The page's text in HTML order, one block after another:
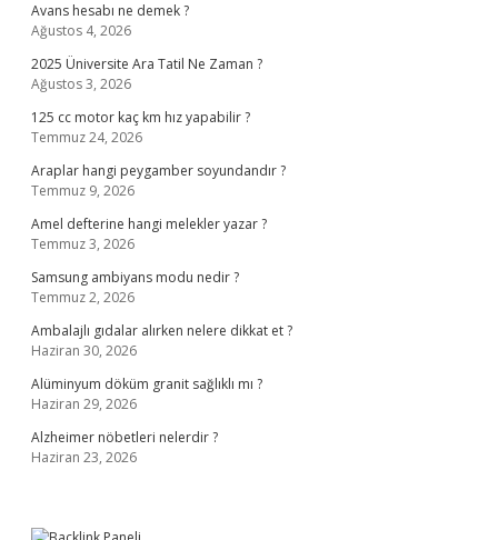
Avans hesabı ne demek ?
Ağustos 4, 2026
2025 Üniversite Ara Tatil Ne Zaman ?
Ağustos 3, 2026
125 cc motor kaç km hız yapabilir ?
Temmuz 24, 2026
Araplar hangi peygamber soyundandır ?
Temmuz 9, 2026
Amel defterine hangi melekler yazar ?
Temmuz 3, 2026
Samsung ambiyans modu nedir ?
Temmuz 2, 2026
Ambalajlı gıdalar alırken nelere dikkat et ?
Haziran 30, 2026
Alüminyum döküm granit sağlıklı mı ?
Haziran 29, 2026
Alzheimer nöbetleri nelerdir ?
Haziran 23, 2026